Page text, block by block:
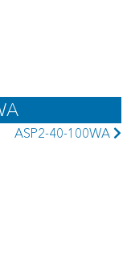
ASP2-40-100WA